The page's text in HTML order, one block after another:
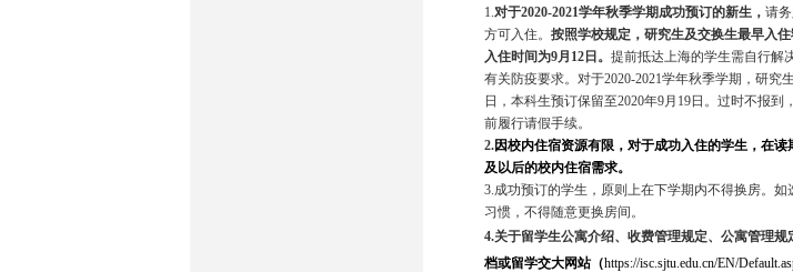
1.对于2020-2021学年秋季学期成功预订的新生， 请
方可入住。 按照学校规定，研究生及交换生最早入
入住时间为9月12日。 提前抵达上海的学生需自行解
有关防疫要求。 对于2020-2021学年秋季学期，研究
日，本科生预订保留至2020年9月19日。过时不报
前履行请假手续。
2.因校内住宿资源有限，对于成功入住的学生，在
及以后的校内住宿需求。
3.成功预订的学生，原则上在下学期内不得换房。
习惯，不得随意更换房间。
4.关于留学生公寓介绍、收费管理规定、公寓管理
档或留学交大网站（https://isc.sjtu.edu.cn/EN/